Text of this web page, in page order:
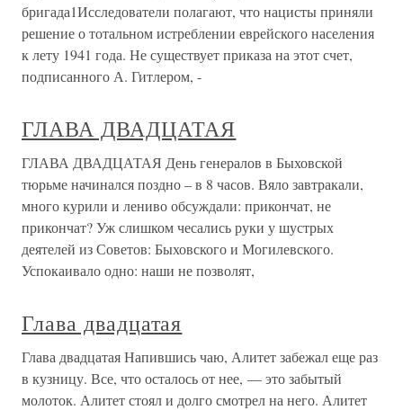
бригада1Исследователи полагают, что нацисты приняли
решение о тотальном истреблении еврейского населения
к лету 1941 года. Не существует приказа на этот счет,
подписанного А. Гитлером, -
ГЛАВА ДВАДЦАТАЯ
ГЛАВА ДВАДЦАТАЯ День генералов в Быховской
тюрьме начинался поздно – в 8 часов. Вяло завтракали,
много курили и лениво обсуждали: прикончат, не
прикончат? Уж слишком чесались руки у шустрых
деятелей из Советов: Быховского и Могилевского.
Успокаивало одно: наши не позволят,
Глава двадцатая
Глава двадцатая Напившись чаю, Алитет забежал еще раз
в кузницу. Все, что осталось от нее, — это забытый
молоток. Алитет стоял и долго смотрел на него. Алитет